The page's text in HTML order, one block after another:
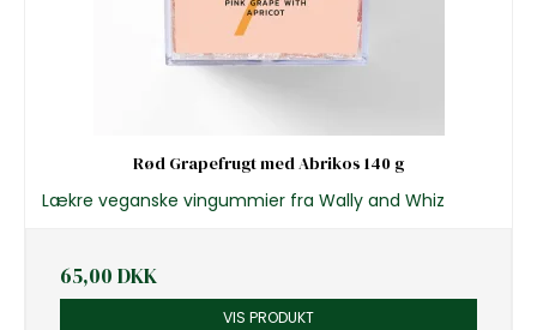
Rød Grapefrugt med Abrikos 140 g
Lækre veganske vingummier fra Wally and Whiz
65,00 DKK
VIS PRODUKT